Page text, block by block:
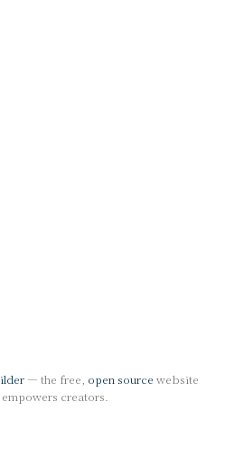
— the free, open source website
creators.